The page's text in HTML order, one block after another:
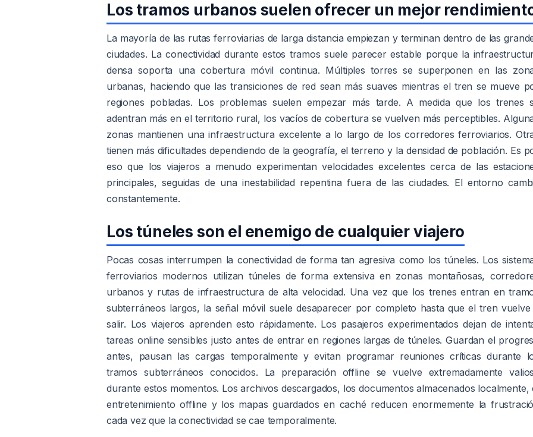
Los tramos urbanos suelen ofrecer un mejor
La mayoría de las rutas ferroviarias de larga distancia empiezan y terminan dentro de las
ciudades. La conectividad durante estos tramos suele parecer estable porque la
densa soporta una cobertura móvil continua. Múltiples torres se superponen en las
urbanas, haciendo que las transiciones de red sean más suaves mientras el tren se mueve
regiones pobladas. Los problemas suelen empezar más tarde. A medida que los trenes
adentran más en el territorio rural, los vacíos de cobertura se vuelven más perceptibles.
zonas mantienen una infraestructura excelente a lo largo de los corredores ferroviarios.
tienen más dificultades dependiendo de la geografía, el terreno y la densidad de población. Es
eso que los viajeros a menudo experimentan velocidades excelentes cerca de las
principales, seguidas de una inestabilidad repentina fuera de las ciudades. El entorno
constantemente.
Los túneles son el enemigo de cualquier viajero
Pocas cosas interrumpen la conectividad de forma tan agresiva como los túneles. Los
ferroviarios modernos utilizan túneles de forma extensiva en zonas montañosas,
urbanos y rutas de infraestructura de alta velocidad. Una vez que los trenes entran en
subterráneos largos, la señal móvil suele desaparecer por completo hasta que el tren vuelve
salir. Los viajeros aprenden esto rápidamente. Los pasajeros experimentados dejan de
tareas online sensibles justo antes de entrar en regiones largas de túneles. Guardan el
antes, pausan las cargas temporalmente y evitan programar reuniones críticas durante
tramos subterráneos conocidos. La preparación offline se vuelve extremadamente
durante estos momentos. Los archivos descargados, los documentos almacenados localmente,
entretenimiento offline y los mapas guardados en caché reducen enormemente la
cada vez que la conectividad se cae temporalmente.